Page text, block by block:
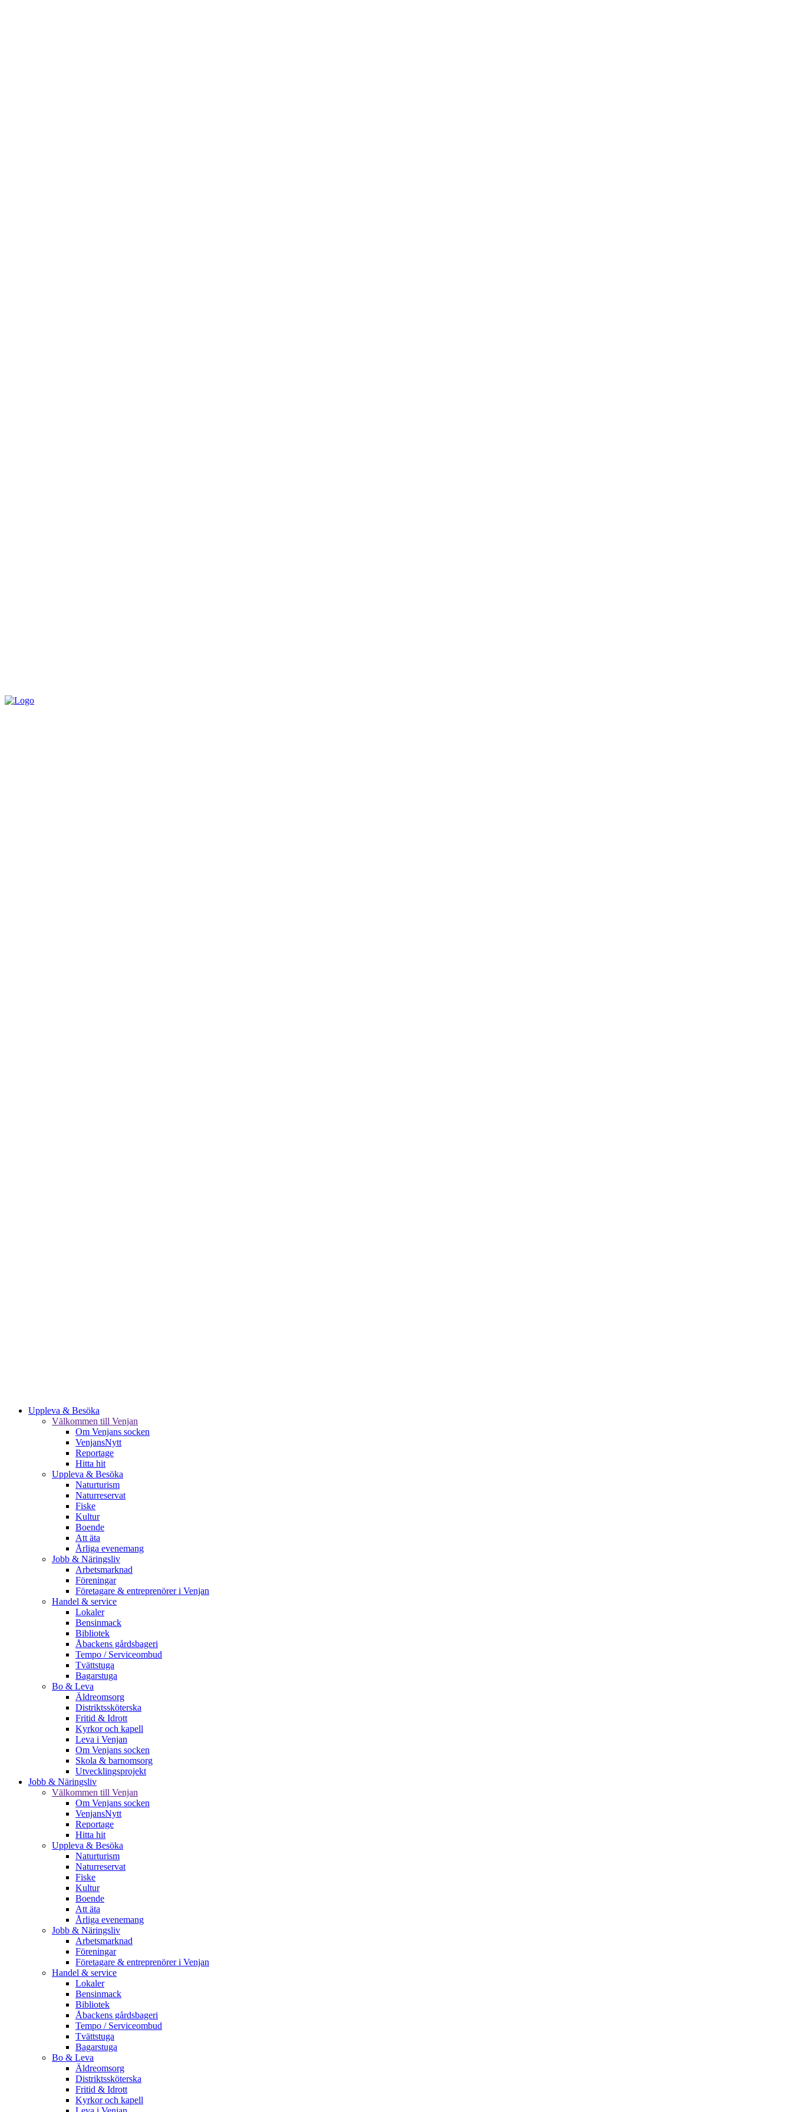
Uppleva & Besöka
Välkommen till Venjan
Om Venjans socken
VenjansNytt
Reportage
Hitta hit
Uppleva & Besöka
Naturturism
Naturreservat
Fiske
Kultur
Boende
Att äta
Årliga evenemang
Jobb & Näringsliv
Arbetsmarknad
Föreningar
Företagare & entreprenörer i Venjan
Handel & service
Lokaler
Bensinmack
Bibliotek
Åbackens gårdsbageri
Tempo / Serviceombud
Tvättstuga
Bagarstuga
Bo & Leva
Äldreomsorg
Distriktssköterska
Fritid & Idrott
Kyrkor och kapell
Leva i Venjan
Om Venjans socken
Skola & barnomsorg
Utvecklingsprojekt
Jobb & Näringsliv
Välkommen till Venjan
Om Venjans socken
VenjansNytt
Reportage
Hitta hit
Uppleva & Besöka
Naturturism
Naturreservat
Fiske
Kultur
Boende
Att äta
Årliga evenemang
Jobb & Näringsliv
Arbetsmarknad
Föreningar
Företagare & entreprenörer i Venjan
Handel & service
Lokaler
Bensinmack
Bibliotek
Åbackens gårdsbageri
Tempo / Serviceombud
Tvättstuga
Bagarstuga
Bo & Leva
Äldreomsorg
Distriktssköterska
Fritid & Idrott
Kyrkor och kapell